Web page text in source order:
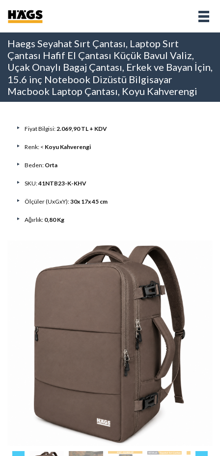
Haegs Seyahat Sırt Çantası, Laptop Sırt
Çantası Hafif El Çantası Küçük Bavul Valiz,
Uçak Onaylı Bagaj Çantası, Erkek ve Bayan İçin,
15.6 inç Notebook Dizüstü Bilgisayar
Macbook Laptop Çantası, Koyu Kahverengi
Fiyat Bilgisi:2.069,90 TL + KDV
Renk: < Koyu Kahverengi
Beden: Orta
SKU:41NTB23-K-KHV
Ölçüler (UxGxY):30x 17x 45 cm
Ağırlık: 0,80 Kg